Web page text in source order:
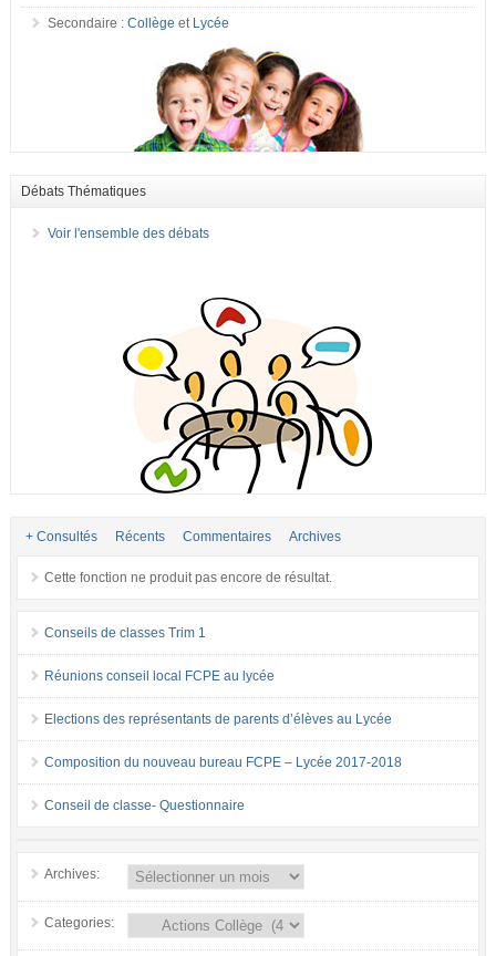
Secondaire : Collège et Lycée
Débats Thématiques
Voir l'ensemble des débats
+ Consultés Récents Commentaires Archives
Cette fonction ne produit pas encore de résultat.
Conseils de classes Trim 1
Réunions conseil local FCPE au lycée
Elections des représentants de parents d’élèves au Lycée
Composition du nouveau bureau FCPE – Lycée 2017-2018
Conseil de classe- Questionnaire
Archives:
Categories: